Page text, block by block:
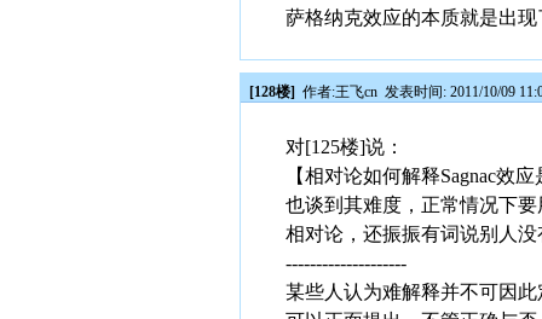
萨格纳克效应的本质就是出现
[128楼] 作者:王飞cn 发表时间: 2011/10/09
对[125楼]说：
【相对论如何解释Sagnac效
也谈到其难度，正常情况下
相对论，还振振有词说别人没
--------------------
某些人认为难解释并不可因